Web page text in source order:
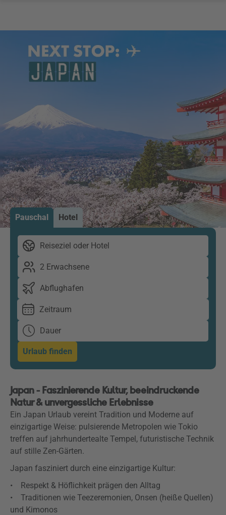
Pauschal Hotel
Reiseziel oder Hotel
2 Erwachsene
Abflughafen
Zeitraum
Dauer
Urlaub finden
Japan - Faszinierende Kultur, beeindruckende
Natur & unvergessliche Erlebnisse
Ein Japan Urlaub vereint Tradition und Moderne auf
einzigartige Weise: pulsierende Metropolen wie Tokio
treffen auf jahrhundertealte Tempel, futuristische Technik
auf stille Zen-Gärten.
Japan fasziniert durch eine einzigartige Kultur:
• Respekt & Höflichkeit prägen den Alltag
• Traditionen wie Teezeremonien, Onsen (heiße Quellen)
und Kimonos